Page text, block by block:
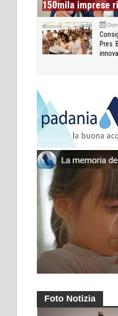
150mila imprese
Pres.
Foto Notizia